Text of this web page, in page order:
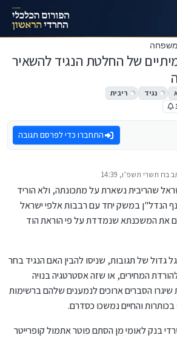
של החלטת הנגיד להשאיר
נגיד
ריבית
התחברו כדי לפרסם תגובה
בח תשרי תשפ״ו, 14:39
לאחרונה על ידי
שהריבית נשארת על מתכונתה, ולא הוריד
הנדל"ן במשק יחד עם רבבות אלפי ישראל
את המשכנתא שנמדדת על פי הוראת הוד
גדול של תגובות, שניסו להבין האם הנגיד בחר
המחירים, או שזה אסטרטגיה בנויה
הסברים ארוכים לנמענים שלהם ברשימות
בכותרות והחיים נמשכו כסדרם.
לאומי מן הסתם פוטר אתמול קופרייטר